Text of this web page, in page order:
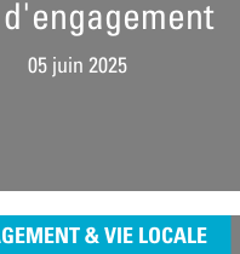
05 juin 2025
& VIE LOCALE